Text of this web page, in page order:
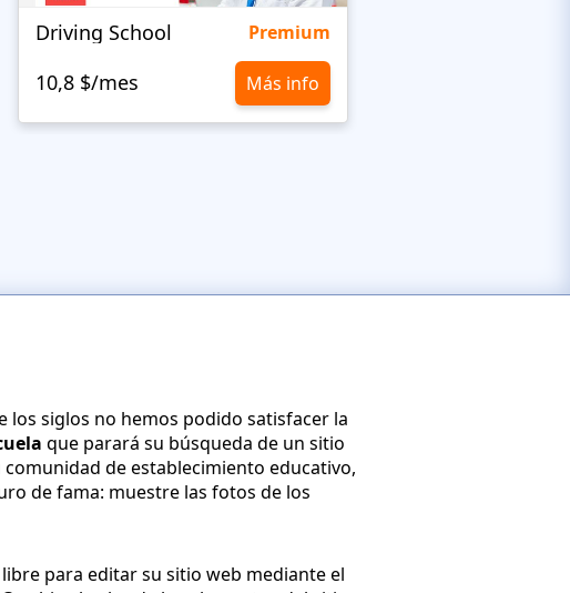
Driving School Premium
10,8 $/mes Más info
los siglos no hemos podido satisfacer la
que parará su búsqueda de un sitio
de establecimiento educativo,
de fama: muestre las fotos de los
para editar su sitio web mediante el